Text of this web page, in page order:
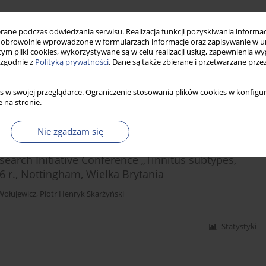
podczas odwiedzania serwisu. Realizacja funkcji pozyskiwania
wprowadzone w formularzach informacje oraz zapisywanie w
pliki cookies, wykorzystywane są w celu realizacji usług, zapewnienia
z Polityką prywatności. Dane są także zbierane i przetwarzane
w swojej przeglądarce. Ograniczenie stosowania plików cookies w
na stronie.
Nie zgadzam się
Towarzystw Audiologicznych (EFAS), 19–
Initiative Conference „Tinnitus subtypes,
r., Nottingham, Wielka Brytania
, Piotr Henryk Skarżyński
Statystyki